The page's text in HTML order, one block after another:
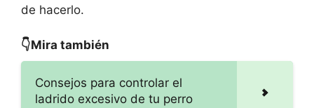
de hacerlo.
👇Mira también
Consejos para controlar el
ladrido excesivo de tu perro